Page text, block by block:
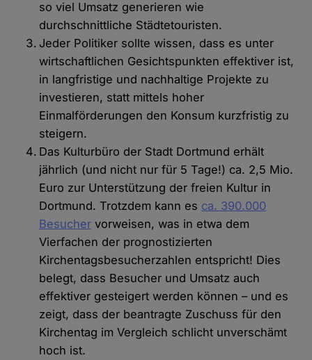
so viel Umsatz generieren wie
durchschnittliche Städtetouristen.
Jeder Politiker sollte wissen, dass es unter
wirtschaftlichen Gesichtspunkten effektiver ist,
in langfristige und nachhaltige Projekte zu
investieren, statt mittels hoher
Einmalförderungen den Konsum kurzfristig zu
steigern.
Das Kulturbüro der Stadt Dortmund erhält
jährlich (und nicht nur für 5 Tage!) ca. 2,5 Mio.
Euro zur Unterstützung der freien Kultur in
Dortmund. Trotzdem kann es ca. 390.000
Besucher vorweisen, was in etwa dem
Vierfachen der prognostizierten
Kirchentagsbesucherzahlen entspricht! Dies
belegt, dass Besucher und Umsatz auch
effektiver gesteigert werden können – und es
zeigt, dass der beantragte Zuschuss für den
Kirchentag im Vergleich schlicht unverschämt
hoch ist.